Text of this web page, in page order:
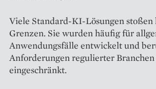
Viele Standard-KI-Lösungen stoßen
Grenzen. Sie wurden häufig für
Anwendungsfälle entwickelt und
Anforderungen regulierter
eingeschränkt.